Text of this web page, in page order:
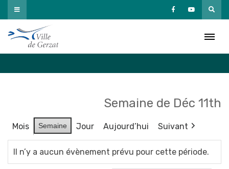
Passer
au
contenu
Semaine de Déc 11th
Mois Semaine Jour Aujourd’hui Suivant
Il n’y a aucun évènement prévu pour cette période.